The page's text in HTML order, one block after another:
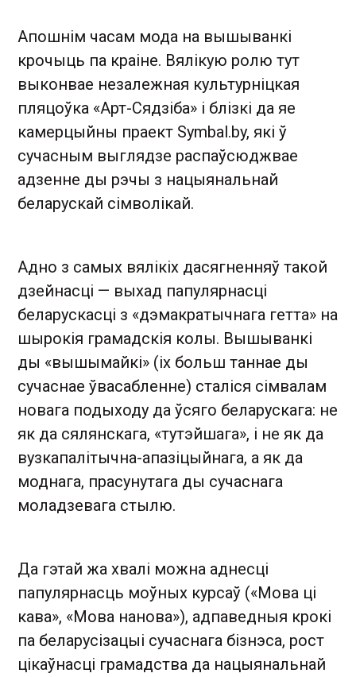
Апошнім часам мода на вышыванкі
крочыць па краіне. Вялікую ролю тут
выконвае незалежная культурніцкая
пляцоўка «Арт-Сядзіба» і блізкі да яе
камерцыйны праект Symbal.by, які ў
сучасным выглядзе распаўсюджвае
адзенне ды рэчы з нацыянальнай
беларускай сімволікай.
Адно з самых вялікіх дасягненняў такой
дзейнасці — выхад папулярнасці
беларускасці з «дэмакратычнага гетта» на
шырокія грамадскія колы. Вышыванкі
ды «вышымайкі» (іх больш таннае ды
сучаснае ўвасабленне) сталіся сімвалам
новага подыходу да ўсяго беларускага: не
як да сялянскага, «тутэйшага», і не як да
вузкапалітычна-апазіцыйнага, а як да
моднага, прасунутага ды сучаснага
моладзевага стылю.
Да гэтай жа хвалі можна аднесці
папулярнасць моўных курсаў («Мова ці
кава», «Мова нанова»), адпаведныя крокі
па беларусізацыі сучаснага бізнэса, рост
цікаўнасці грамадства да нацыянальнай